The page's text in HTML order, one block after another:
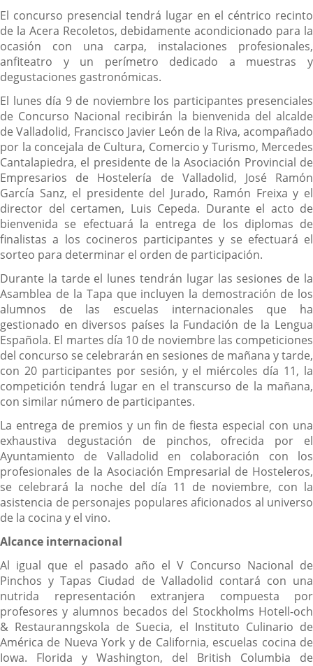
El concurso presencial tendrá lugar en el céntrico recinto
de la Acera Recoletos, debidamente acondicionado para la
ocasión con una carpa, instalaciones profesionales,
anfiteatro y un perímetro dedicado a muestras y
degustaciones gastronómicas.
El lunes día 9 de noviembre los participantes presenciales
de Concurso Nacional recibirán la bienvenida del alcalde
de Valladolid, Francisco Javier León de la Riva, acompañado
por la concejala de Cultura, Comercio y Turismo, Mercedes
Cantalapiedra, el presidente de la Asociación Provincial de
Empresarios de Hostelería de Valladolid, José Ramón
García Sanz, el presidente del Jurado, Ramón Freixa y el
director del certamen, Luis Cepeda. Durante el acto de
bienvenida se efectuará la entrega de los diplomas de
finalistas a los cocineros participantes y se efectuará el
sorteo para determinar el orden de participación.
Durante la tarde el lunes tendrán lugar las sesiones de la
Asamblea de la Tapa que incluyen la demostración de los
alumnos de las escuelas internacionales que ha
gestionado en diversos países la Fundación de la Lengua
Española. El martes día 10 de noviembre las competiciones
del concurso se celebrarán en sesiones de mañana y tarde,
con 20 participantes por sesión, y el miércoles día 11, la
competición tendrá lugar en el transcurso de la mañana,
con similar número de participantes.
La entrega de premios y un fin de fiesta especial con una
exhaustiva degustación de pinchos, ofrecida por el
Ayuntamiento de Valladolid en colaboración con los
profesionales de la Asociación Empresarial de Hosteleros,
se celebrará la noche del día 11 de noviembre, con la
asistencia de personajes populares aficionados al universo
de la cocina y el vino.
Alcance internacional
Al igual que el pasado año el V Concurso Nacional de
Pinchos y Tapas Ciudad de Valladolid contará con una
nutrida representación extranjera compuesta por
profesores y alumnos becados del Stockholms Hotell-och
& Restauranngskola de Suecia, el Instituto Culinario de
América de Nueva York y de California, escuelas cocina de
Iowa. Florida y Washington, del British Columbia de